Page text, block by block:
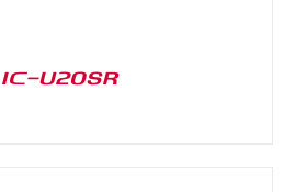
IC-U20SR